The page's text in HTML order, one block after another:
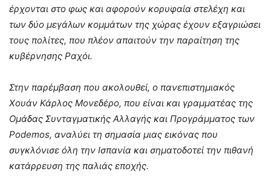
έρχονται στο φως και αφορούν κορυφαία στελέχη και
των δύο μεγάλων κομμάτων της χώρας έχουν εξαγριώσει
τους πολίτες, που πλέον απαιτούν την παραίτηση της
κυβέρνησης Ραχόι.
Στην παρέμβαση που ακολουθεί, ο πανεπιστημιακός
Χουάν Κάρλος Μονεδέρο, που είναι και γραμματέας της
Ομάδας Συνταγματικής Αλλαγής και Προγράμματος των
Podemos, αναλύει τη σημασία μιας εικόνας που
συγκλόνισε όλη την Ισπανία και σηματοδοτεί την πιθανή
κατάρρευση της παλιάς εποχής.